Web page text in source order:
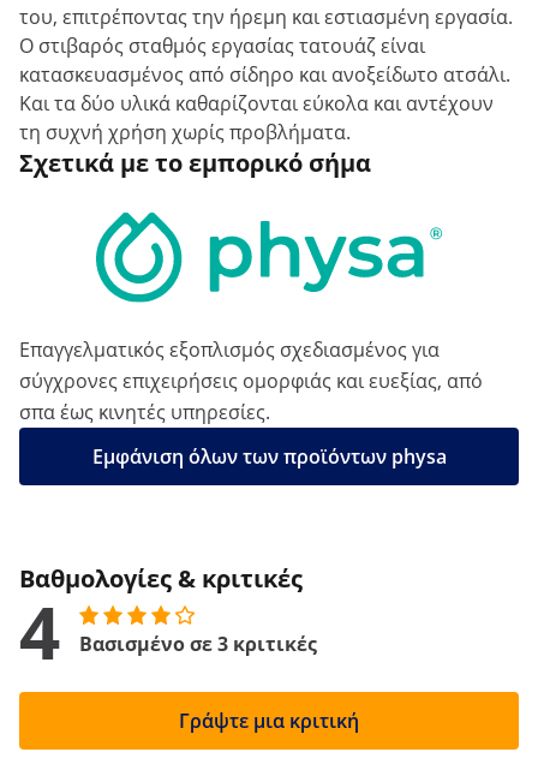
του, επιτρέποντας την ήρεμη και εστιασμένη εργασία.
Ο στιβαρός σταθμός εργασίας τατουάζ είναι
κατασκευασμένος από σίδηρο και ανοξείδωτο ατσάλι.
Και τα δύο υλικά καθαρίζονται εύκολα και αντέχουν
τη συχνή χρήση χωρίς προβλήματα.
Σχετικά με το εμπορικό σήμα
Επαγγελματικός εξοπλισμός σχεδιασμένος για
σύγχρονες επιχειρήσεις ομορφιάς και ευεξίας, από
σπα έως κινητές υπηρεσίες.
Εμφάνιση όλων των προϊόντων physa
Βαθμολογίες & κριτικές
4 Βασισμένο σε 3 κριτικές
Γράψτε μια κριτική